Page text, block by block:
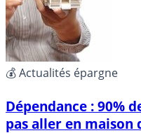
💰 Actualités épargne
Dépendance : 90%
pas aller en maison